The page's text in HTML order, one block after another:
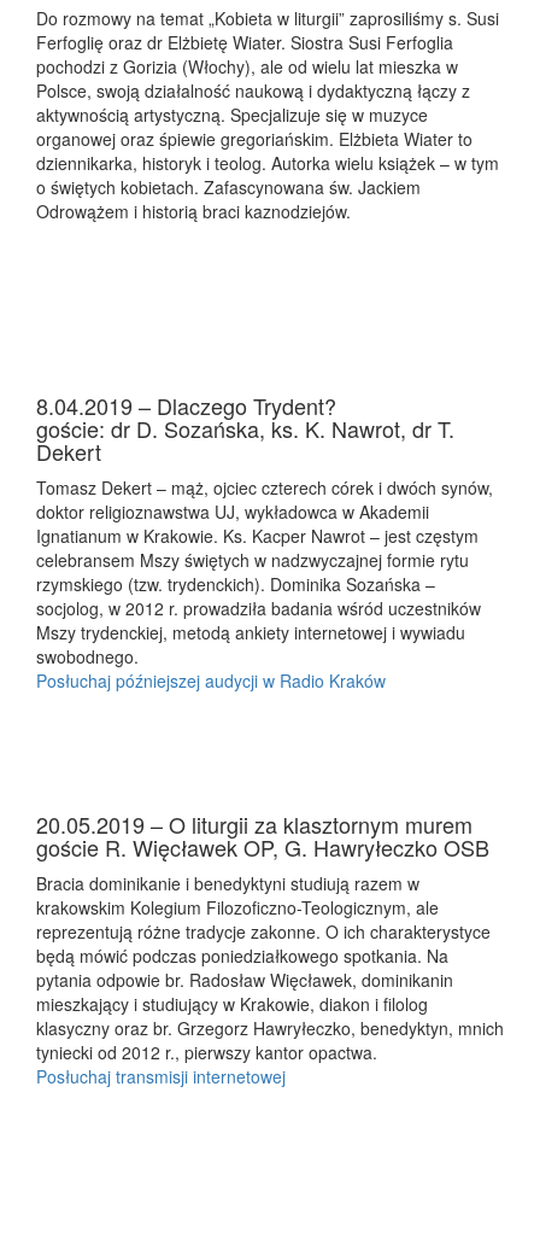
Do rozmowy na temat „Kobieta w liturgii” zaprosiliśmy s. Susi
Ferfoglię oraz dr Elżbietę Wiater. Siostra Susi Ferfoglia
pochodzi z Gorizia (Włochy), ale od wielu lat mieszka w
Polsce, swoją działalność naukową i dydaktyczną łączy z
aktywnością artystyczną. Specjalizuje się w muzyce
organowej oraz śpiewie gregoriańskim. Elżbieta Wiater to
dziennikarka, historyk i teolog. Autorka wielu książek – w tym
o świętych kobietach. Zafascynowana św. Jackiem
Odrowążem i historią braci kaznodziejów.
8.04.2019 – Dlaczego Trydent?
goście: dr D. Sozańska, ks. K. Nawrot, dr T.
Dekert
Tomasz Dekert – mąż, ojciec czterech córek i dwóch synów,
doktor religioznawstwa UJ, wykładowca w Akademii
Ignatianum w Krakowie. Ks. Kacper Nawrot – jest częstym
celebransem Mszy świętych w nadzwyczajnej formie rytu
rzymskiego (tzw. trydenckich). Dominika Sozańska –
socjolog, w 2012 r. prowadziła badania wśród uczestników
Mszy trydenckiej, metodą ankiety internetowej i wywiadu
swobodnego.
Posłuchaj późniejszej audycji w Radio Kraków
20.05.2019 – O liturgii za klasztornym murem
goście R. Więcławek OP, G. Hawryłeczko OSB
Bracia dominikanie i benedyktyni studiują razem w
krakowskim Kolegium Filozoficzno-Teologicznym, ale
reprezentują różne tradycje zakonne. O ich charakterystyce
będą mówić podczas poniedziałkowego spotkania. Na
pytania odpowie br. Radosław Więcławek, dominikanin
mieszkający i studiujący w Krakowie, diakon i filolog
klasyczny oraz br. Grzegorz Hawryłeczko, benedyktyn, mnich
tyniecki od 2012 r., pierwszy kantor opactwa.
Posłuchaj transmisji internetowej